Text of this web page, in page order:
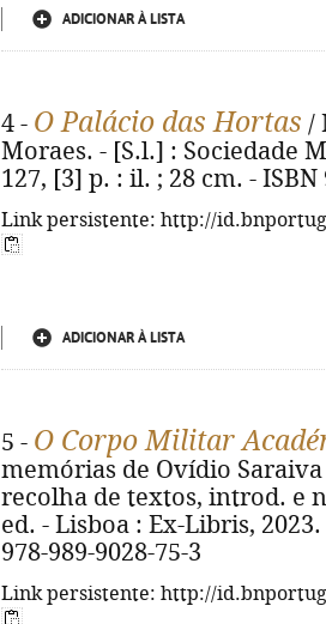
ADICIONAR À LISTA
4 - O Palácio das Hortas /
Moraes. - [S.l.] : Sociedade
127, [3] p. : il. ; 28 cm. - ISBN
Link persistente: http://
ADICIONAR À LISTA
5 - O Corpo Militar
memórias de Ovídio
recolha de textos, introd. e
ed. - Lisboa : Ex-Libris,
978-989-9028-75-3
Link persistente: http://